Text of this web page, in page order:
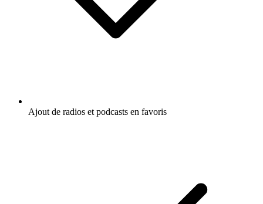
Ajout de radios et podcasts en favoris